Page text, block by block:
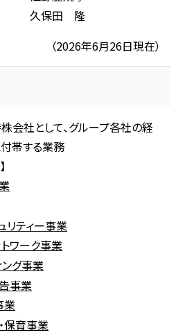
久保田 隆
（2026年6月26日現在）
会社として、グループ各社の経
帯する業務
リティー事業
ワーク事業
ング事業
事業
業
保育事業